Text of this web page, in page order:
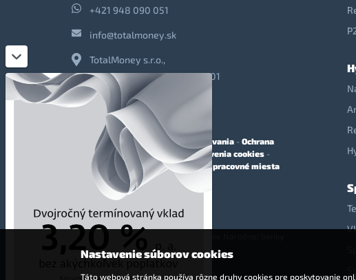
+421 948 090 051
info@totalmoney.sk
TotalMoney s.r.o.,
Levočská 866, Poprad, 058 01
-Reklama- Podmienky používania - Ochrana
osobných údajov-Cookies Nastavenia cookies -
Finančné sprostredkovanie-Voľné pracovné miesta
Affiliate - partnerský program
© 2009 - 2023 TotalMoney s.r.o.
Slovenska - reg. č. 127292)
Nastavenie súborov cookies
Táto webová stránka používa rôzne druhy cookies pre poskytovanie